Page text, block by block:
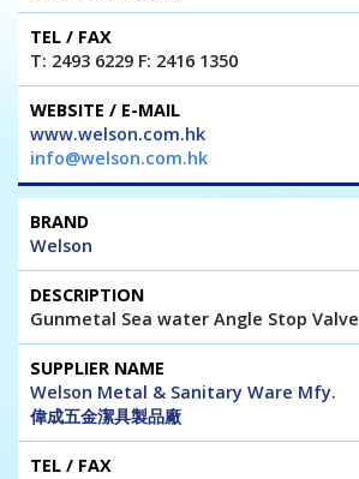
T: 2493 6229 F: 2416 1350
www.welson.com.hk
info@welson.com.hk
Welson
Gunmetal Sea water Angle Stop Valve
Welson Metal & Sanitary Ware Mfy.
偉成五金潔具製品廠